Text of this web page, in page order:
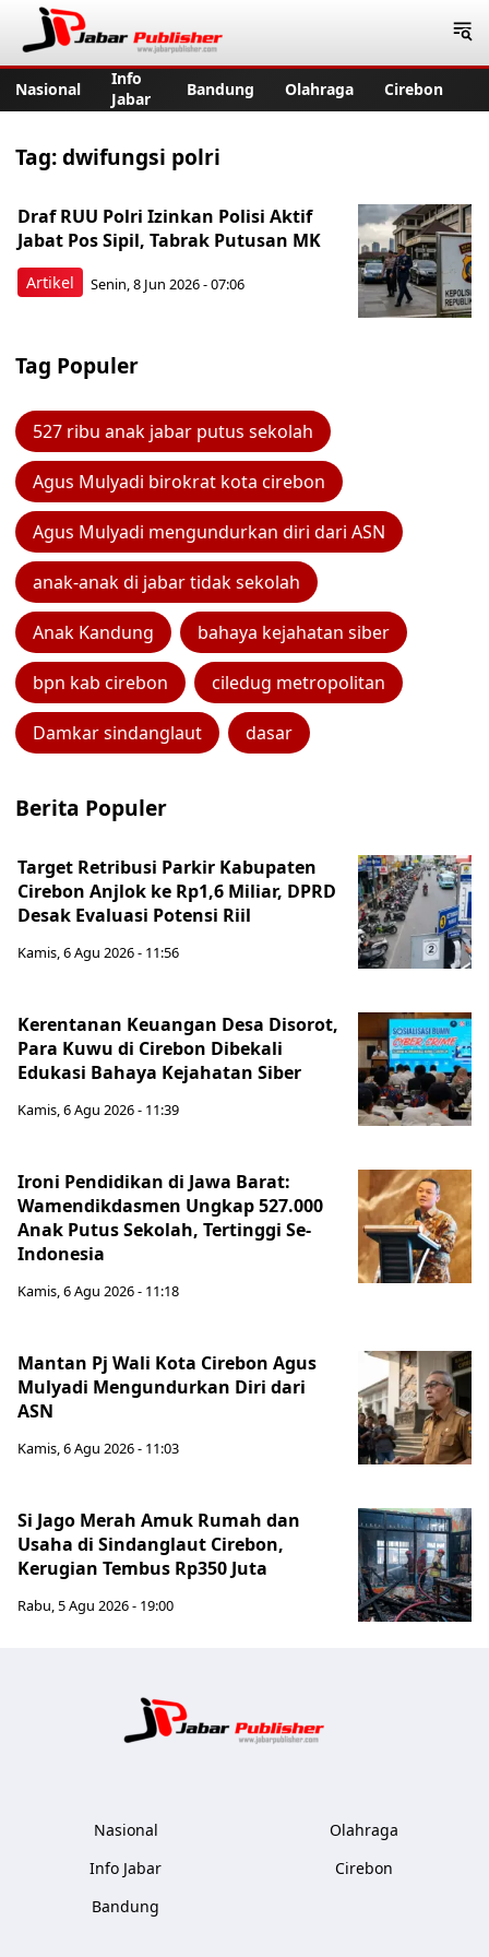
Nasional
Info
Jabar
Bandung Olahraga Cirebon
Tag:dwifungsi polri
Artikel
Draf RUU Polri Izinkan Polisi Aktif
Jabat Pos Sipil, Tabrak Putusan MK
Senin, 8 Jun 2026 - 07:06
Tag Populer
527 ribu anak jabar putus sekolah
Agus Mulyadi birokrat kota cirebon
Agus Mulyadi mengundurkan diri dari ASN
anak-anak di jabar tidak sekolah
Anak Kandung bahaya kejahatan siber
bpn kab cirebon ciledug metropolitan
Damkar sindanglaut dasar
Berita Populer
Target Retribusi Parkir Kabupaten
Cirebon Anjlok ke Rp1,6 Miliar, DPRD
Desak Evaluasi Potensi Riil
Kamis, 6 Agu 2026 - 11:56
Kerentanan Keuangan Desa Disorot,
Para Kuwu di Cirebon Dibekali
Edukasi Bahaya Kejahatan Siber
Kamis, 6 Agu 2026 - 11:39
Ironi Pendidikan di Jawa Barat:
Wamendikdasmen Ungkap 527.000
Anak Putus Sekolah, Tertinggi Se-
Indonesia
Kamis, 6 Agu 2026 - 11:18
Mantan Pj Wali Kota Cirebon Agus
Mulyadi Mengundurkan Diri dari
ASN
Kamis, 6 Agu 2026 - 11:03
Si Jago Merah Amuk Rumah dan
Usaha di Sindanglaut Cirebon,
Kerugian Tembus Rp350 Juta
Rabu, 5 Agu 2026 - 19:00
Nasional
Info Jabar
Bandung
Olahraga
Cirebon